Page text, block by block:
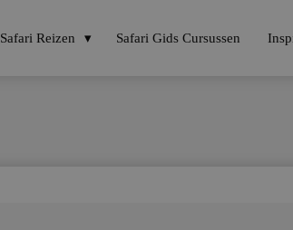
Safari Reizen Safari Gids Cursussen